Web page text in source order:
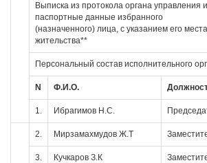
Выписка из протокола органа управления и
паспортные данные избранного
(назначенного) лица, с указанием его места
жительства**
Персональный состав исполнительного
N Ф.И.О.
1. Ибрагимов Н.С.
2. Мирзамахмудов Ж.Т
3. Кучкаров З.К